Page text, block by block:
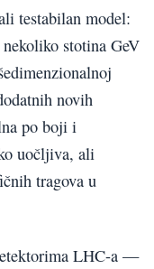
testabilan model:
stotina GeV
novih
po boji i
uočljiva, ali
tragova u
LHC-a —